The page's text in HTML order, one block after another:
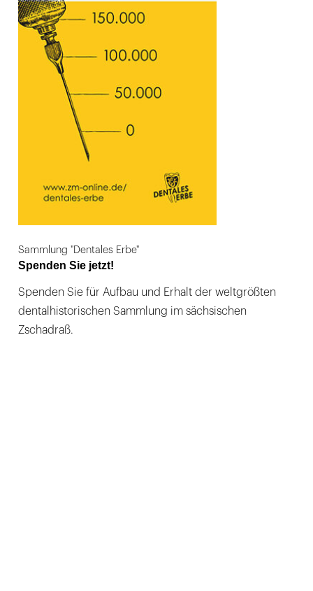
Sammlung "Dentales Erbe"
Spenden Sie jetzt!
Spenden Sie für Aufbau und Erhalt der weltgrößten
dentalhistorischen Sammlung im sächsischen
Zschadraß.